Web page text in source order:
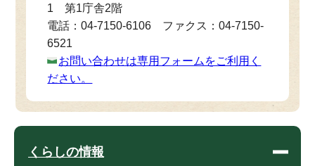
1 第1庁舎2階
電話：04-7150-6106 ファクス：04-7150-
6521
お問い合わせは専用フォームをご利用く
ださい。
くらしの情報